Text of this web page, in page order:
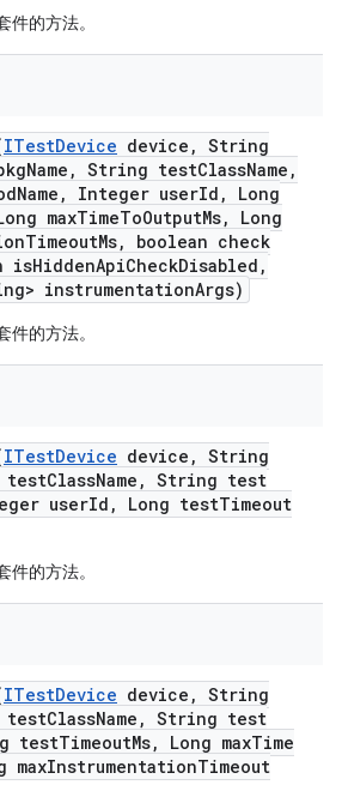
的方法。
ITestDevice device , String
Name , String testClassName ,
Name , Integer userId ,
Long
maxTimeToOutputMs,
Long
TimeoutMs,
boolean check
isHiddenApiCheckDisabled ,
instrumentationArgs)
的方法。
ITestDevice device , String
testClassName , String test
userId , Long testTimeout
的方法。
ITestDevice device , String
testClassName , String test
testTimeoutMs, Long maxTime
maxInstrumentationTimeout